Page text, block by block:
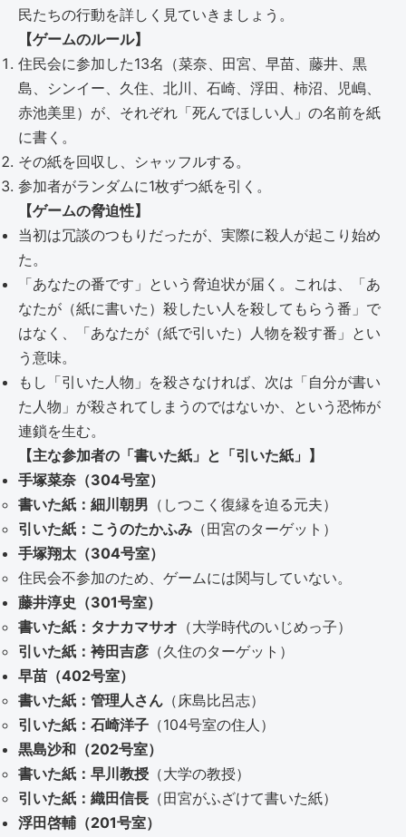
民たちの行動を詳しく見ていきましょう。
【ゲームのルール】
住民会に参加した13名（菜奈、田宮、早苗、藤井、黒
島、シンイー、久住、北川、石崎、浮田、柿沼、児嶋、
赤池美里）が、それぞれ「死んでほしい人」の名前を紙
に書く。
その紙を回収し、シャッフルする。
参加者がランダムに1枚ずつ紙を引く。
【ゲームの脅迫性】
当初は冗談のつもりだったが、実際に殺人が起こり始め
た。
「あなたの番です」という脅迫状が届く。これは、「あ
なたが（紙に書いた）殺したい人を殺してもらう番」で
はなく、「あなたが（紙で引いた）人物を殺す番」とい
う意味。
もし「引いた人物」を殺さなければ、次は「自分が書い
た人物」が殺されてしまうのではないか、という恐怖が
連鎖を生む。
【主な参加者の「書いた紙」と「引いた紙」】
手塚菜奈（304号室）
書いた紙：細川朝男 （しつこく復縁を迫る元夫）
引いた紙：こうのたかふみ （田宮のターゲット）
手塚翔太（304号室）
住民会不参加のため、ゲームには関与していない。
藤井淳史（301号室）
書いた紙：タナカマサオ （大学時代のいじめっ子）
引いた紙：袴田吉彦 （久住のターゲット）
早苗（402号室）
書いた紙：管理人さん （床島比呂志）
引いた紙：石崎洋子 （104号室の住人）
黒島沙和（202号室）
書いた紙：早川教授 （大学の教授）
引いた紙：織田信長 （田宮がふざけて書いた紙）
浮田啓輔（201号室）